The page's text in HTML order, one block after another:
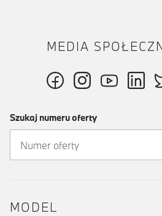
MEDIA
Szukaj numeru oferty
MODEL